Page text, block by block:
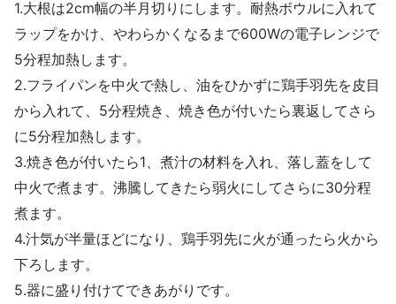
1.大根は2cm幅の半月切りにします。耐熱ボウルに入れて
ラップをかけ、やわらかくなるまで600Wの電子レンジで
5分程加熱します。
2.フライパンを中火で熱し、油をひかずに鶏手羽先を皮目
から入れて、5分程焼き、焼き色が付いたら裏返してさら
に5分程加熱します。
3.焼き色が付いたら1、煮汁の材料を入れ、落し蓋をして
中火で煮ます。沸騰してきたら弱火にしてさらに30分程
煮ます。
4.汁気が半量ほどになり、鶏手羽先に火が通ったら火から
下ろします。
5.器に盛り付けてできあがりです。